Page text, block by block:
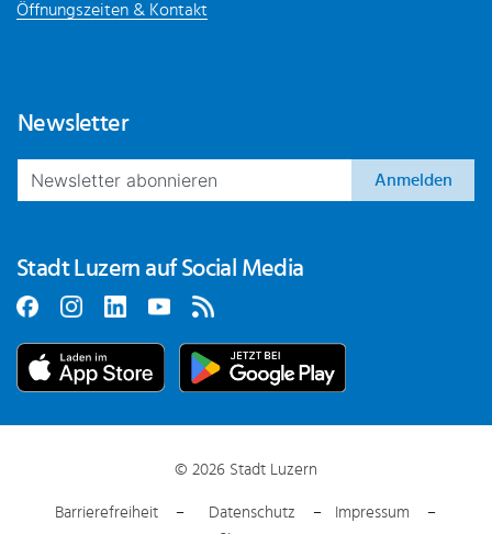
Öffnungszeiten & Kontakt
Newsletter
Anmelden
Stadt Luzern auf Social Media
© 2026 Stadt Luzern
Barrierefreiheit Datenschutz
Impressum